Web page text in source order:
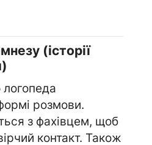
(історії
розмови.
з фахівцем, щоб
контакт. Також